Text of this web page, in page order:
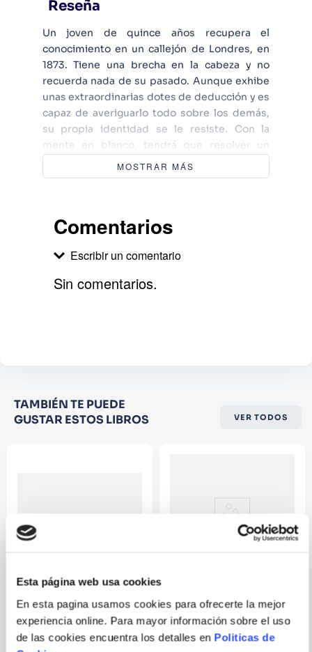
Esta página web usa cookies
En esta pagina usamos cookies para ofrecerte la mejor
experiencia online. Para mayor información sobre el uso
de las cookies encuentra los detalles en Politicas de
Reseña
Un joven de quince años recupera el
conocimiento en un callejón de Londres, en
1873. Tiene una brecha en la cabeza y no
recuerda nada de su pasado. Aunque exhibe
unas extraordinarias dotes de deducción y es
capaz de averiguarlo todo sobre los demás,
su propia identidad se le resiste. Con la
mente en blanco, tendrá que resolver un
problema insoluble: un asesino ha
amenazado al multimillonario Gideon K.
guarda su puerta y otro, desde el jardín, vigila
precauciones, alguien logrará entrar sin ser
este libro encontrarás: - Una breve biografía
tus conocimientos en: - Ciencias de la
Naturaleza (Química) - Los procesos de
MOSTRAR MÁS
Comentarios
Escribir un comentario
Califique el producto de 1 a 5
estrellas
Sin comentarios.
TAMBIÉN TE PUEDE
GUSTAR ESTOS LIBROS
VER TODOS
EL GATO ROC CELEBRA EL
DIA DEL LIBRO
CELSO ROMAN
ESTAN AQUI! MITOS Y
LEYENDAS DEL PERU